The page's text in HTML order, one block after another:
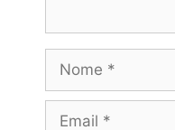
Nome
Email